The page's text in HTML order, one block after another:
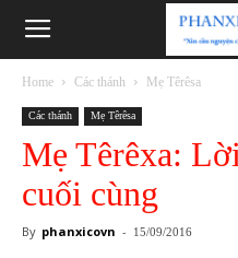
Phanxicô
Home Các thánh Mẹ Têrêsa
Các thánh Mẹ Têrêsa
Mẹ Têrêxa:
cuối cùng
By phanxicovn - 15/09/2016